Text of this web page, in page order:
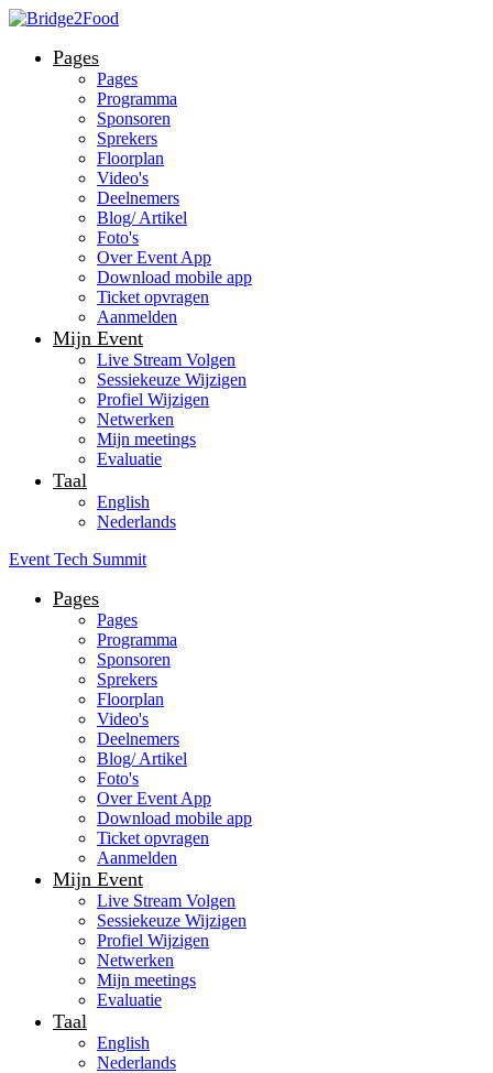
Pages
Pages
Programma
Sponsoren
Sprekers
Floorplan
Video's
Deelnemers
Blog/ Artikel
Foto's
Over Event App
Download mobile app
Ticket opvragen
Aanmelden
Mijn Event
Live Stream Volgen
Sessiekeuze Wijzigen
Profiel Wijzigen
Netwerken
Mijn meetings
Evaluatie
Taal
English
Nederlands
Event Tech Summit
Pages
Pages
Programma
Sponsoren
Sprekers
Floorplan
Video's
Deelnemers
Blog/ Artikel
Foto's
Over Event App
Download mobile app
Ticket opvragen
Aanmelden
Mijn Event
Live Stream Volgen
Sessiekeuze Wijzigen
Profiel Wijzigen
Netwerken
Mijn meetings
Evaluatie
Taal
English
Nederlands